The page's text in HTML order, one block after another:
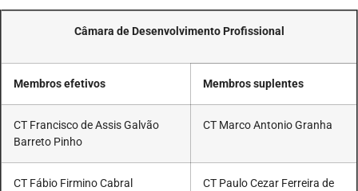
Câmara de Desenvolvimento Profissional
Membros efetivos Membros suplentes
CT Francisco de Assis Galvão
Barreto Pinho
CT Marco Antonio Granha
CT Fábio Firmino Cabral
CT Paulo Cezar Ferreira de